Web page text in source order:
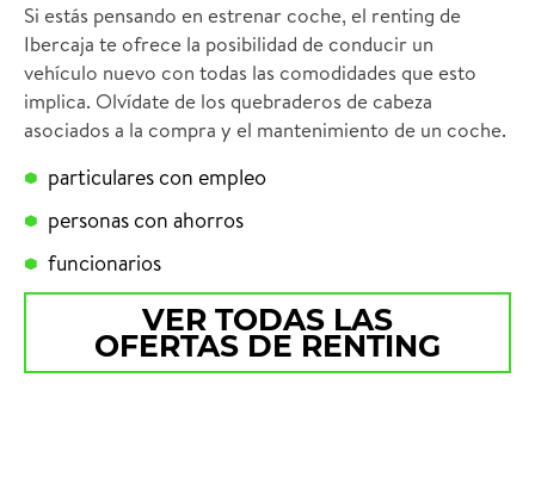
Si estás pensando en estrenar coche, el renting de
Ibercaja te ofrece la posibilidad de conducir un
vehículo nuevo con todas las comodidades que esto
implica. Olvídate de los quebraderos de cabeza
asociados a la compra y el mantenimiento de un coche.
particulares con empleo
personas con ahorros
funcionarios
VER TODAS LAS
OFERTAS DE RENTING